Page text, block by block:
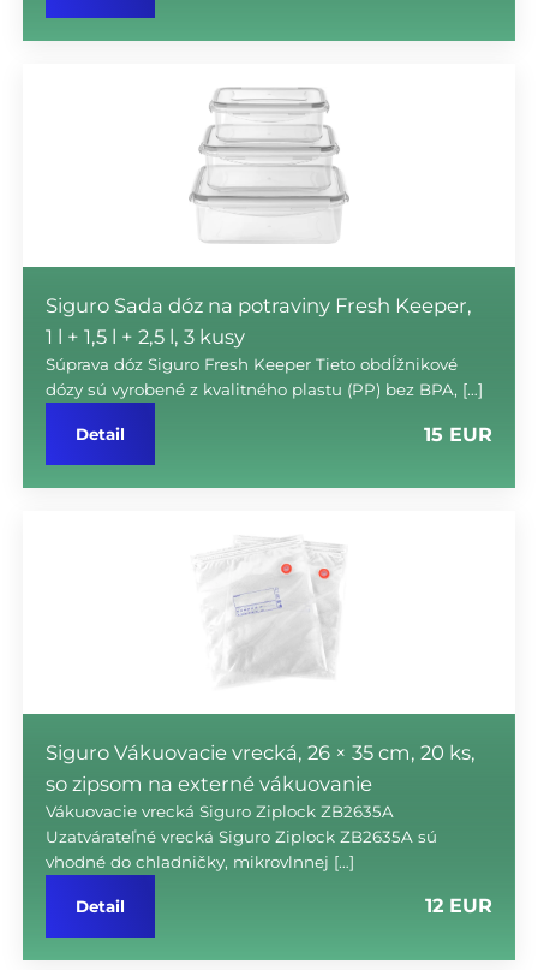
Siguro Sada dóz na potraviny Fresh Keeper,
1 l + 1,5 l + 2,5 l, 3 kusy
Súprava dóz Siguro Fresh Keeper Tieto obdĺžnikové
dózy sú vyrobené z kvalitného plastu (PP) bez BPA, […]
Detail 15 EUR
Siguro Vákuovacie vrecká, 26 × 35 cm, 20 ks,
so zipsom na externé vákuovanie
Vákuovacie vrecká Siguro Ziplock ZB2635A
Uzatvárateľné vrecká Siguro Ziplock ZB2635A sú
vhodné do chladničky, mikrovlnnej […]
Detail 12 EUR